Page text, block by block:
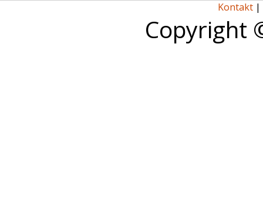
Kontakt |
Copyright